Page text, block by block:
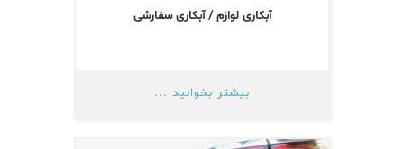
آبکاری لوازم / آبکاری سفارشی
بیشتر بخوانید ...